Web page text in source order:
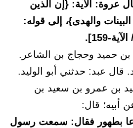
عروة: الآية: {إن الذين
والهدى}، إلى قوله:
بن حميد وحجاج بن الشاعر.
قال عبد: حدثني أبو الوليد.
بن عمرو بن سعيد بن
أبيه؛ قال:
بطهور فقال: سمعت رسول